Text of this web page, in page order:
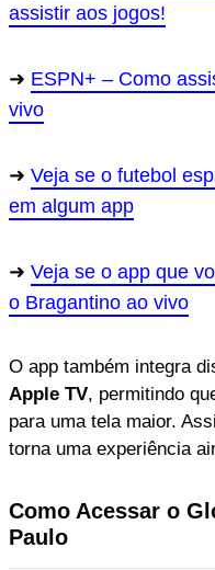
assistir aos jogos!
ESPN+ – Como
vivo
Veja se o futebol
em algum app
Veja se o app que
o Bragantino ao vivo
O app também integra
Apple TV, permitindo
para uma tela maior.
torna uma experiência
Como Acessar o
Paulo